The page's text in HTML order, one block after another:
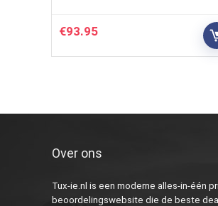
€93.95
Over ons
Tux-ie.nl is een moderne alles-in-één
beoordelingswebsite die de beste